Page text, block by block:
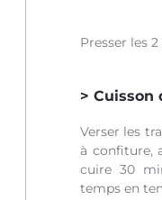
Presser les
Cuisson
Verser les
à confiture,
cuire 30
temps en